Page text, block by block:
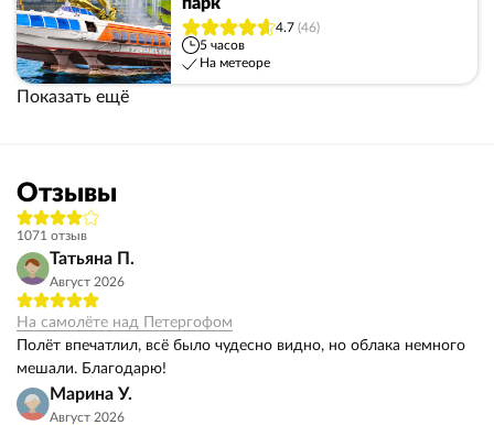
4.7 (46)
5 часов
На метеоре
Показать ещё
Отзывы
1071 отзыв
Татьяна П.
Август 2026
На самолёте над Петергофом
Полёт впечатлил, всё было чудесно видно, но облака немного
мешали. Благодарю!
Марина У.
Август 2026